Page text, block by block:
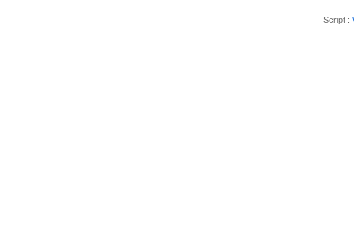
Script :